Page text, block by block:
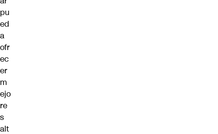
pu
ed
a
ofr
ec
er
m
ejo
re
s
alt